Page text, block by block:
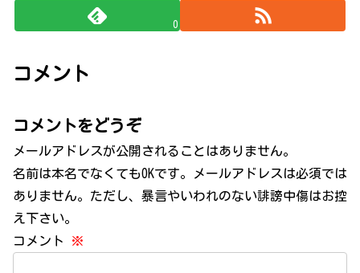
0
コメント
コメントをどうぞ
メールアドレスが公開されることはありません。
名前は本名でなくてもOKです。メールアドレスは必須では
ありません。ただし、暴言やいわれのない誹謗中傷はお控
え下さい。
コメント
※